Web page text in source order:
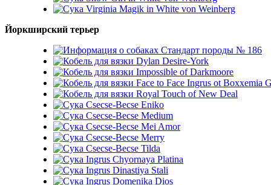
Virginia Magik in White von Weinberg
Йоркширский терьер
Стандарт породы № 186
Dylan Desire-York
Impossible of Darkmoore
Face to Face Ingrus ot Boxxemia
Royal Touch of New Deal
Csecse-Becse Eniko
Csecse-Becse Medium
Csecse-Becse Mei Amor
Csecse-Becse Merry
Csecse-Becse Tilda
Ingrus Chyornaya Platina
Ingrus Dinastiya Stali
Ingrus Domenika Dios